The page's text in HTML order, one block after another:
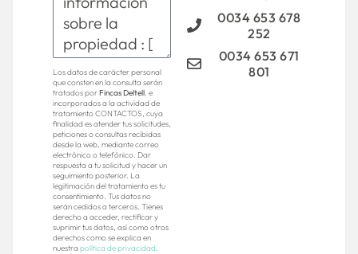
Los datos de carácter personal
que consten en la consulta serán
tratados porFincas Deltell. e
incorporados a la actividad de
tratamiento CONTACTOS, cuya
finalidad es atender tus solicitudes,
peticiones o consultas recibidas
desde la web, mediante correo
electrónico o telefónico. Dar
respuesta a tu solicitud y hacer un
seguimiento posterior. La
legitimación del tratamiento es tu
consentimiento. Tus datos no
serán cedidos a terceros. Tienes
derecho a acceder, rectificar y
suprimir tus datos, así como otros
derechos como se explica en
nuestra política de privacidad.
0034 653 678
252
0034 653 671
801